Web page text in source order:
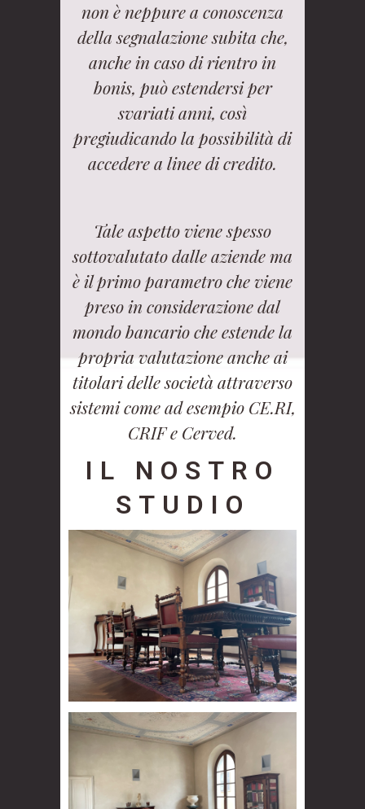
non è neppure a conoscenza
della segnalazione subita che,
anche in caso di rientro in
bonis, può estendersi per
svariati anni, così
pregiudicando la possibilità di
accedere a linee di credito.
Tale aspetto viene spesso
sottovalutato dalle aziende ma
è il primo parametro che viene
preso in considerazione dal
mondo bancario che estende la
propria valutazione anche ai
titolari delle società attraverso
sistemi come ad esempio CE.RI,
CRIF e Cerved.
IL NOSTRO
STUDIO